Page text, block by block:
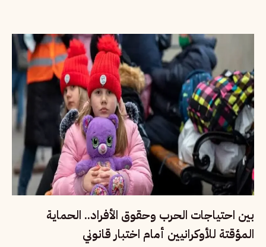
بين احتياجات الحرب وحقوق الأفراد.. الحماية
المؤقتة للأوكرانيين أمام اختبار قانوني